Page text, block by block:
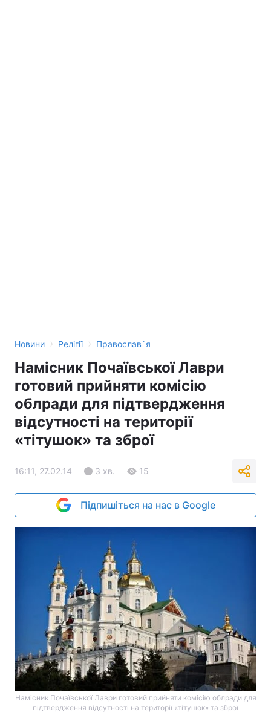
Новини › Релігії › Православ`я
Намісник Почаївської Лаври
готовий прийняти комісію
облради для підтвердження
відсутності на території
«тітушок» та зброї
16:11, 27.02.14 3 хв. 15
Підпишіться на нас в Google
Намісник Почаївської Лаври готовий прийняти комісію облради для
підтвердження відсутності на території «тітушок» та зброї